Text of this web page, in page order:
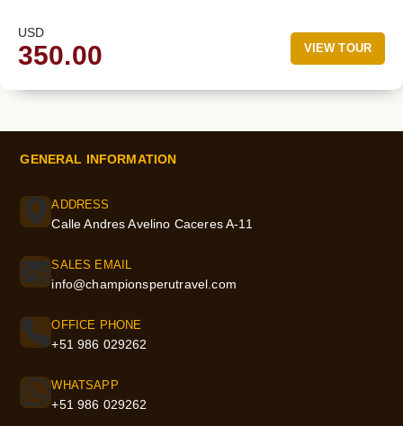
USD
350.00 VIEW TOUR
GENERAL INFORMATION
ADDRESS
Calle Andres Avelino Caceres A-11
SALES EMAIL
info@championsperutravel.com
OFFICE PHONE
+51 986 029262
WHATSAPP
+51 986 029262